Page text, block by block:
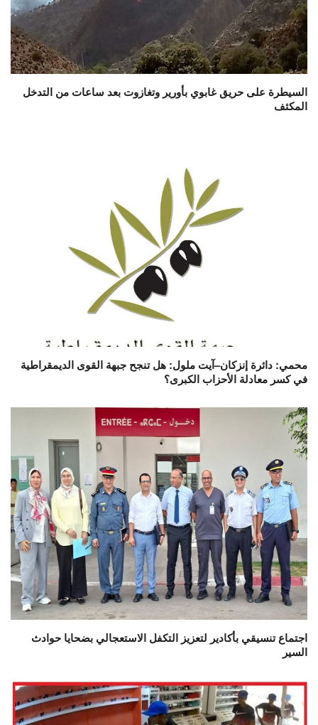
السيطرة على حريق غابوي بأورير وتغازوت بعد ساعات من التدخل
المكثف
محمي: دائرة إنزكان–آيت ملول: هل تنجح جبهة القوى الديمقراطية
في كسر معادلة الأحزاب الكبرى؟
اجتماع تنسيقي بأكادير لتعزيز التكفل الاستعجالي بضحايا حوادث
السير